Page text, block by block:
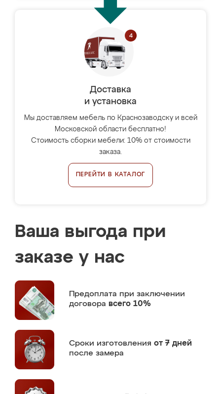
Доставка
и установка
Мы доставляем мебель по Краснозаводску и всей
Московской области бесплатно!
Стоимость сборки мебели: 10% от стоимости
заказа.
ПЕРЕЙТИ В КАТАЛОГ
Ваша выгода при
заказе у нас
Предоплата при заключении
договора всего 10%
Сроки изготовления от 7 дней
после замера